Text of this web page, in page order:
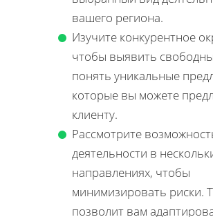
вашего региона.
Изучите конкурентное
чтобы выявить
понять уникальные
которые вы можете
клиенту.
Рассмотрите
деятельности в
направлениях, чтобы
минимизировать риски.
позволит вам